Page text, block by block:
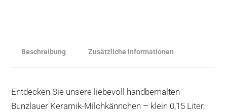
Beschreibung Zusätzliche Informationen
Entdecken Sie unsere liebevoll handbemalten
Bunzlauer Keramik-Milchkännchen – klein 0,15 Liter,